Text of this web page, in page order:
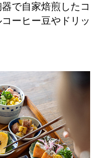
で自家焙煎したコ
ーヒー豆やドリッ